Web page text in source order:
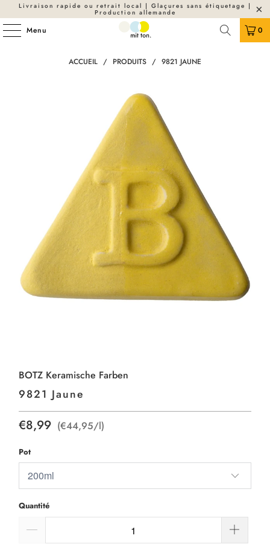
Livraison rapide ou retrait local | Glaçures sans étiquetage |
Production allemande
Menu 0
ACCUEIL / PRODUITS / 9821 JAUNE
BOTZ Keramische Farben
9821 Jaune
€8,99 (€44,95/l)
Pot
Quantité